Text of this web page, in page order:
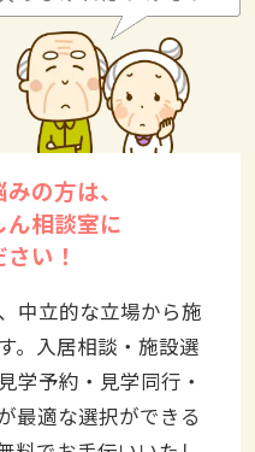
の方は、
相談室に
い！
中立的な立場から施
。入居相談・施設選
学予約・見学同行・
最適な選択ができる